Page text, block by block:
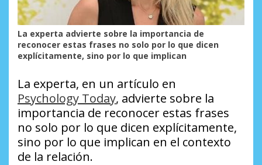
La experta advierte sobre la importancia de
reconocer estas frases no solo por lo que dicen
explícitamente, sino por lo que implican
La experta, en un artículo en
Psychology Today, advierte sobre la
importancia de reconocer estas frases
no solo por lo que dicen explícitamente,
sino por lo que implican en el contexto
de la relación.